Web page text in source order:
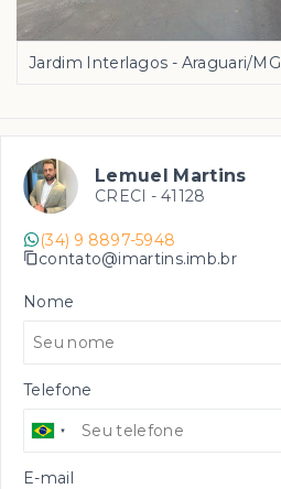
Jardim Interlagos - Araguari/MG
Lemuel Martins
CRECI - 41128
(34) 9 8897-5948
contato@imartins.imb.br
Nome
Telefone
E-mail